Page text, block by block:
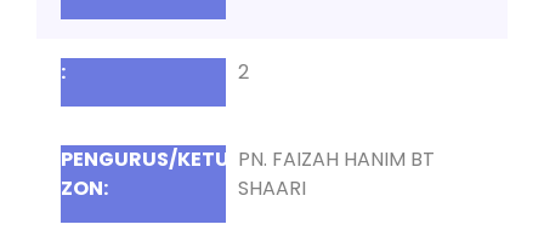
2
PN. FAIZAH HANIM BT
SHAARI